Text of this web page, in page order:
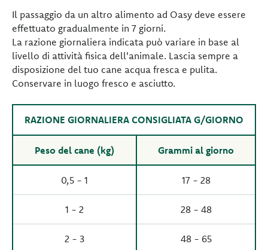
Il passaggio da un altro alimento ad Oasy deve essere
effettuato gradualmente in 7 giorni.
La razione giornaliera indicata può variare in base al
livello di attività fisica dell'animale. Lascia sempre a
disposizione del tuo cane acqua fresca e pulita.
Conservare in luogo fresco e asciutto.
RAZIONE GIORNALIERA CONSIGLIATA G/GIORNO
Peso del cane (kg) Grammi al giorno
0,5 - 1 17 - 28
1 - 2 28 - 48
2 - 3 48 - 65